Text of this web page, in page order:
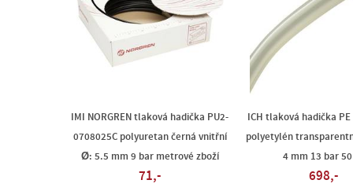
IMI NORGREN tlaková hadička PU2-
0708025C polyuretan černá vnitřní
Ø: 5.5 mm 9 bar metrové zboží
71,-
ICH tlaková hadička
polyetylén
4 mm 13 bar
698,-